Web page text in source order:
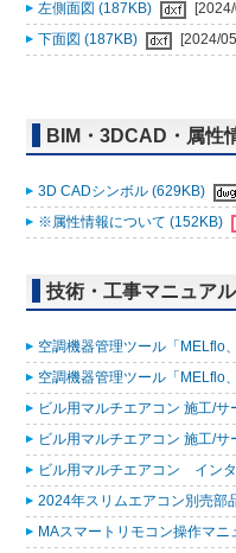
左側面図 (187KB)
下面図 (187KB)
[2024/
BIM・3DCAD・属性
3D CADシンボル (629KB)
※属性情報について (152KB)
技術・工事マニュアル
空調機器管理ツール「MELflo
空調機器管理ツール「MELflo
ビル用マルチエアコン 施工/
ビル用マルチエアコン 施工/
ビル用マルチエアコン イン
2024年スリムエアコン別売部
MAスマートリモコン操作マ